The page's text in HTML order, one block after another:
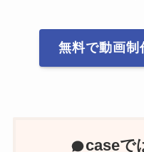
無料で動画制
caseで